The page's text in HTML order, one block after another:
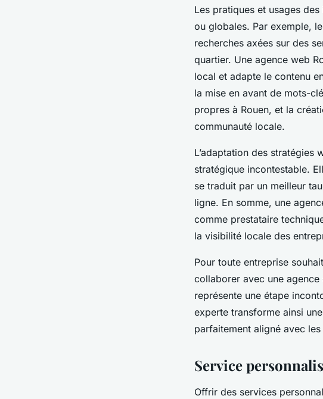
Les pratiques et usages
ou globales. Par exemple,
recherches axées sur des
quartier. Une agence web
local et adapte le contenu
la mise en avant de mots-
propres à Rouen, et la
communauté locale.
L’adaptation des stratégies
stratégique incontestable.
se traduit par un meilleur
ligne. En somme, une
comme prestataire
la visibilité locale des
Pour toute entreprise
collaborer avec une
représente une étape
experte transforme ainsi
parfaitement aligné avec
Service
Offrir des services